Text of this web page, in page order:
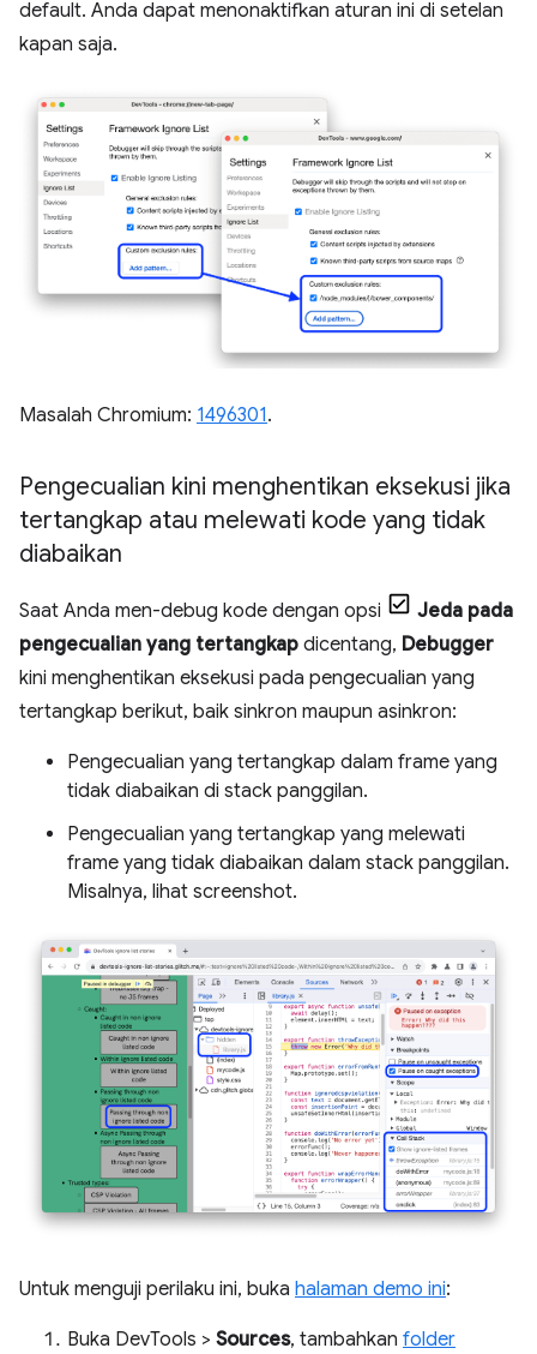
default. Anda dapat menonaktifkan aturan ini di setelan
kapan saja.
Masalah Chromium: 1496301.
Pengecualian kini menghentikan eksekusi jika
tertangkap atau melewati kode yang tidak
diabaikan
Saat Anda men-debug kode dengan opsi
Jeda pada
pengecualian yang tertangkap dicentang, Debugger
kini menghentikan eksekusi pada pengecualian yang
tertangkap berikut, baik sinkron maupun asinkron:
Pengecualian yang tertangkap dalam frame yang
tidak diabaikan di stack panggilan.
Pengecualian yang tertangkap yang melewati
frame yang tidak diabaikan dalam stack panggilan.
Misalnya, lihat screenshot.
Untuk menguji perilaku ini, buka halaman demo ini:
Buka DevTools > Sources, tambahkan folder